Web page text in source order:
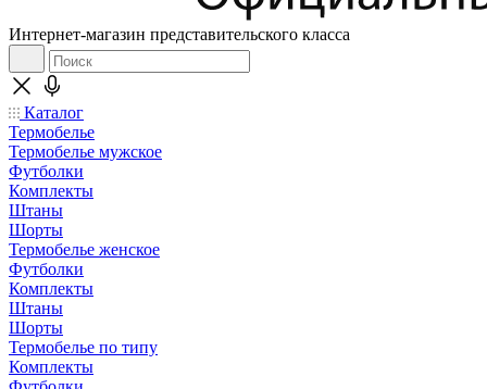
Интернет-магазин представительского класса
Каталог
Термобелье
Термобелье мужское
Футболки
Комплекты
Штаны
Шорты
Термобелье женское
Футболки
Комплекты
Штаны
Шорты
Термобелье по типу
Комплекты